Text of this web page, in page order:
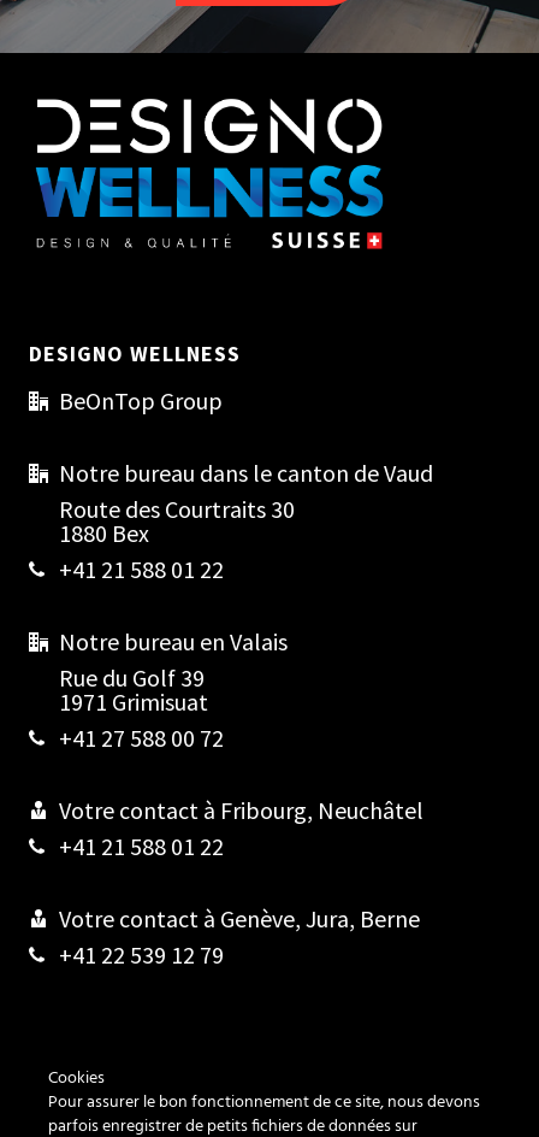
Contact
Cookies
DESIGNO WELLNESS
BeOnTop Group
Notre bureau dans le canton de Vaud
Route des Courtraits 30
1880 Bex
+41 21 588 01 22
Notre bureau en Valais
Rue du Golf 39
1971 Grimisuat
+41 27 588 00 72
Votre contact à Fribourg, Neuchâtel
+41 21 588 01 22
Votre contact à Genève, Jura, Berne
+41 22 539 12 79
Cookies
Pour assurer le bon fonctionnement de ce site, nous devons
parfois enregistrer de petits fichiers de données sur